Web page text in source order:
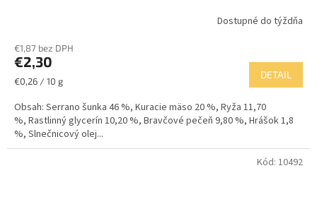
Dostupné do týždňa
€1,87 bez DPH
€2,30
Jednotková
€0,26 / 10 g
DETAIL
Obsah: Serrano šunka 46 %, Kuracie mäso 20 %, Ryža 11,70
%, Rastlinný glycerín 10,20 %, Bravčové pečeň 9,80 %, Hrášok 1,8
%, Slnečnicový olej...
Kód: 10492